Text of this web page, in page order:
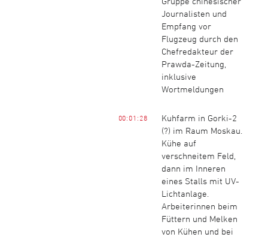
Journalisten und
Empfang vor
Flugzeug durch den
Chefredakteur der
Prawda-Zeitung,
inklusive
Wortmeldungen
00:01:28
Kuhfarm in Gorki-2
(?) im Raum Moskau.
Kühe auf
verschneitem Feld,
dann im Inneren
eines Stalls mit UV-
Lichtanlage.
Arbeiterinnen beim
Füttern und Melken
von Kühen und bei